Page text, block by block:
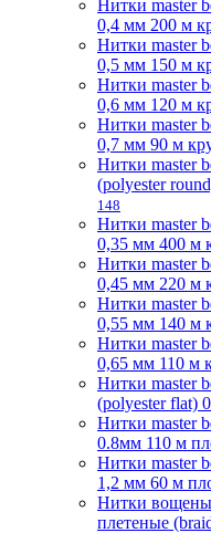
Нитки master
0,4 мм 200 м
Нитки master
0,5 мм 150 м
Нитки master
0,6 мм 120 м
Нитки master
0,7 мм 90 м
Нитки master
(polyester
148
Нитки master
0,35 мм 400 м
Нитки master
0,45 мм 220 м
Нитки master
0,55 мм 140 м
Нитки master
0,65 мм 110 м
Нитки master
(polyester flat)
Нитки master
0.8мм 110 м
Нитки master
1,2 мм 60 м
Нитки
плетеные